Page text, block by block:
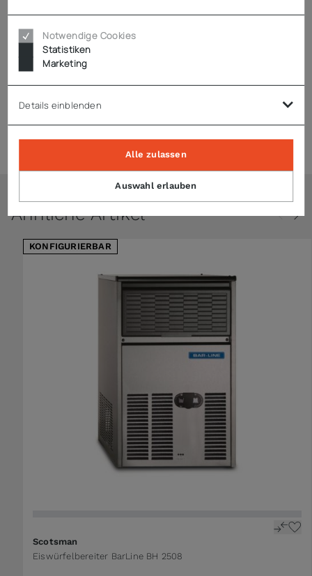
Ähnliche Artikel
KONFIGURIERBAR
Scotsman
Eiswürfelbereiter BarLine BH 2508
The price depends on the options chosen on the
Notwendige Cookies
Statistiken
Marketing
Details einblenden
Auswahl erlauben
Alle zulassen